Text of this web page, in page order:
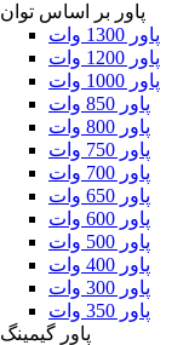
پاور بر اساس توان
پاور 1300 وات
پاور 1200 وات
پاور 1000 وات
پاور 850 وات
پاور 800 وات
پاور 750 وات
پاور 700 وات
پاور 650 وات
پاور 600 وات
پاور 500 وات
پاور 400 وات
پاور 300 وات
پاور 350 وات
پاور گیمینگ